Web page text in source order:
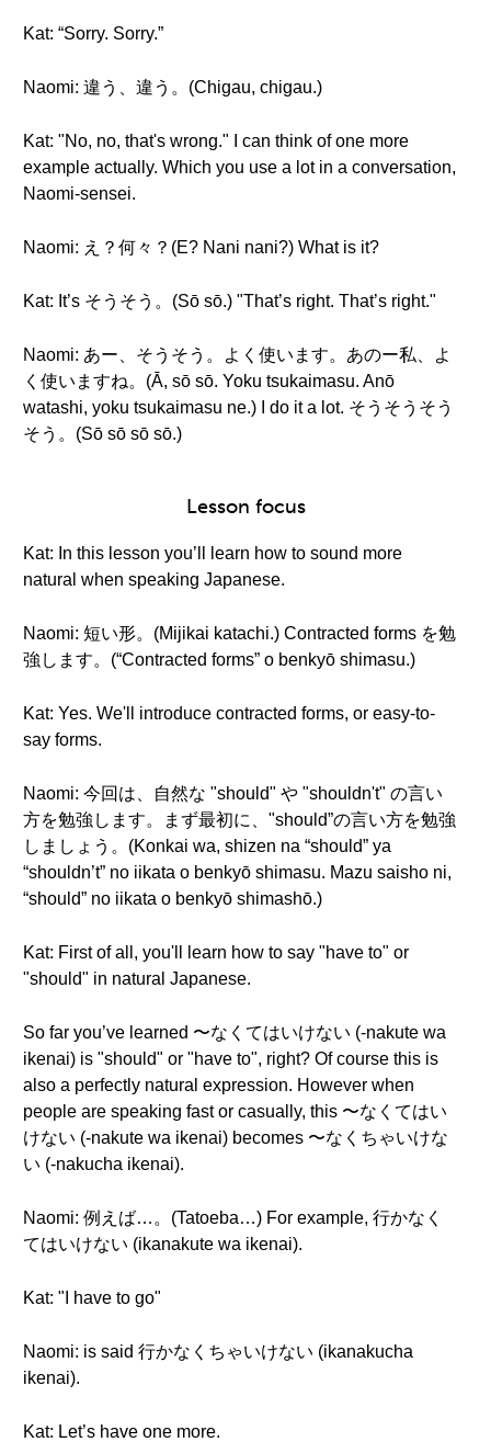
Kat: “Sorry. Sorry.”
Naomi: 違う、違う。(Chigau, chigau.)
Kat: "No, no, that's wrong." I can think of one more
example actually. Which you use a lot in a conversation,
Naomi-sensei.
Naomi: え？何々？(E? Nani nani?) What is it?
Kat: It’s そうそう。(Sō sō.) "That’s right. That’s right."
Naomi: あー、そうそう。よく使います。あのー私、よ
く使いますね。(Ā, sō sō. Yoku tsukaimasu. Anō
watashi, yoku tsukaimasu ne.) I do it a lot. そうそうそう
そう。(Sō sō sō sō.)
Lesson focus
Kat: In this lesson you’ll learn how to sound more
natural when speaking Japanese.
Naomi: 短い形。(Mijikai katachi.) Contracted forms を勉
強します。(“Contracted forms” o benkyō shimasu.)
Kat: Yes. We'll introduce contracted forms, or easy-to-
say forms.
Naomi: 今回は、自然な "should" や "shouldn't" の言い
方を勉強します。まず最初に、"should”の言い方を勉強
しましょう。(Konkai wa, shizen na “should” ya
“shouldn’t” no iikata o benkyō shimasu. Mazu saisho ni,
“should” no iikata o benkyō shimashō.)
Kat: First of all, you'll learn how to say "have to" or
"should" in natural Japanese.
So far you’ve learned 〜なくてはいけない (-nakute wa
ikenai) is "should" or "have to", right? Of course this is
also a perfectly natural expression. However when
people are speaking fast or casually, this 〜なくてはい
けない (-nakute wa ikenai) becomes 〜なくちゃいけな
い (-nakucha ikenai).
Naomi: 例えば…。(Tatoeba…) For example, 行かなく
てはいけない (ikanakute wa ikenai).
Kat: "I have to go"
Naomi: is said 行かなくちゃいけない (ikanakucha
ikenai).
Kat: Let’s have one more.